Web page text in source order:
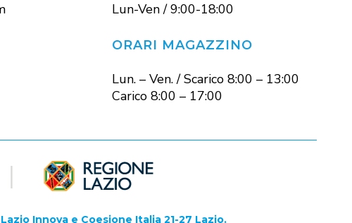
Lun-Ven / 9:00-18:00
ORARI MAGAZZINO
Lun. – Ven. / Scarico 8:00 – 13:00
Carico 8:00 – 17:00
Innova e Coesione Italia 21-27 Lazio.